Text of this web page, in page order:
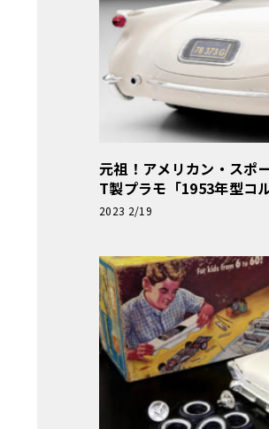
元祖！アメリカン・スポ
T製プラモ「1953年型コ
プに制作【モデルカーズ】
2023 2/19